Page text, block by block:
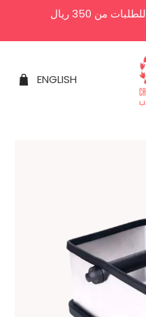
شحن مجاني للمدن السعودية للطلبات من 350 ريال
ENGLISH